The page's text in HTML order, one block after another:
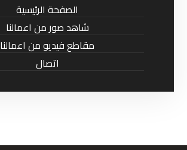
الصفحة الرئيسية
شاهد صور من اعمالنا
مقاطع فيديو من اعمالنا
اتصال